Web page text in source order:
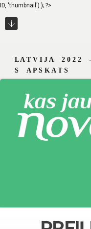
ID, 'thumbnail') ); ?>
L A T V I J A 2 0 2 2
S A P S K A T S